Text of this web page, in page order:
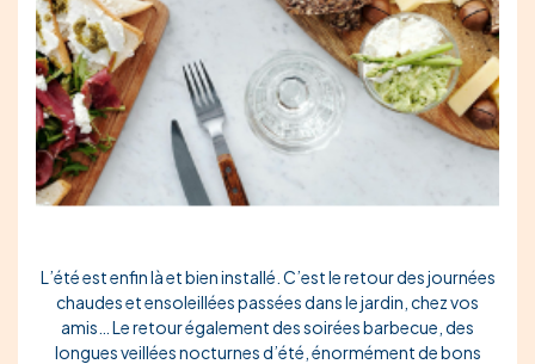
L’été est enfin là et bien installé. C’est le retour des journées
chaudes et ensoleillées passées dans le jardin, chez vos
amis… Le retour également des soirées barbecue, des
longues veillées nocturnes d’été, énormément de bons